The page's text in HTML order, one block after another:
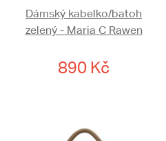
Dámský kabelko/batoh
zelený - Maria C Rawen
890 Kč